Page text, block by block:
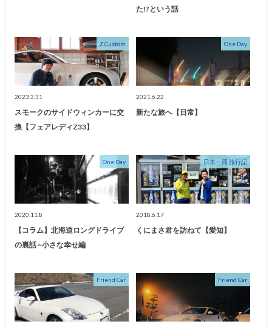
た!?という話
Z Custom
2023.3.31
スモークのサイドウィンカーに交
換【フェアレディZ33】
One Day
2021.6.22
新たな旅へ【日常】
One Day
2020.11.8
【コラム】北海道ロングドライブ
の裏話 ~小さな幸せ編
日本一周 旅行記
2018.6.17
くにまさ君を訪ねて【愛知】
Friend Car Friend Car